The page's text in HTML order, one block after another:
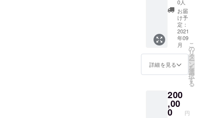
この
クーポ
ンコー
ドは、
オンラ
イン
ショッ
プ内の
UTRYK
イテム
であれ
ば、毎
ri Sox」
「Sen
Sox」
の3カ
ラーを
計6足に
加え
て、ブ
ランド
ショッ
プで使
える
0人
お届
け予
定：
2021
年09
月
詳細を見る
こ
の
リ
タ
ー
ン
を
選
択
す
る
200
,00
0 円